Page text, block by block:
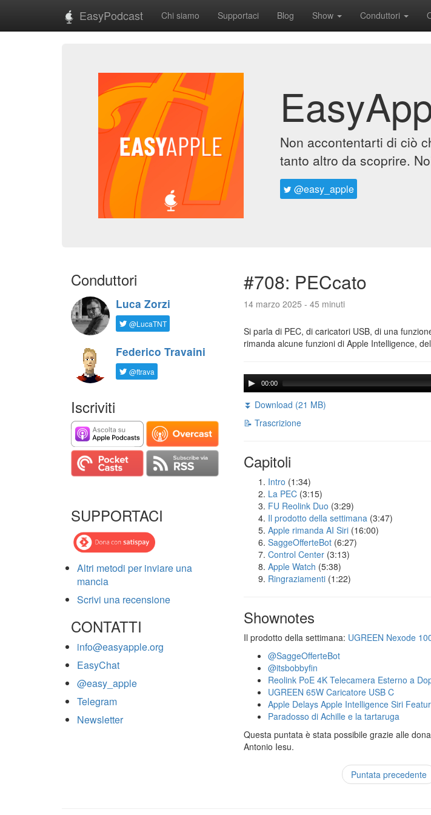
EasyPodcast Chi siamo Supportaci Blog Show Conduttori
Non accontentarti di ciò
tanto altro da scoprire.
@easy_apple
Conduttori
Luca Zorzi
@LucaTNT
Federico Travaini
@ftrava
Iscriviti
SUPPORTACI
Altri metodi per inviare una
mancia
Scrivi una recensione
CONTATTI
info@easyapple.org
EasyChat
@easy_apple
Telegram
Newsletter
#708: PECcato
14 marzo 2025 - 45 minuti
Si parla di PEC, di caricatori USB, di una
rimanda alcune funzioni di Apple Intelligence,
00:00
⏬ Download (21 MB)
📝 Trascrizione
Capitoli
Intro (1:34)
La PEC (3:15)
FU Reolink Duo (3:29)
Il prodotto della settimana (3:47)
Apple rimanda AI Siri (16:00)
SaggeOfferteBot (6:27)
Control Center (3:13)
Apple Watch (5:38)
Ringraziamenti (1:22)
Shownotes
Il prodotto della settimana: UGREEN Nexode
@SaggeOfferteBot
@itsbobbyfin
Reolink PoE 4K Telecamera Esterno a
UGREEN 65W Caricatore USB C
Apple Delays Apple Intelligence Siri
Paradosso di Achille e la tartaruga
Questa puntata è stata possibile grazie alle
Antonio Iesu.
Puntata precedente